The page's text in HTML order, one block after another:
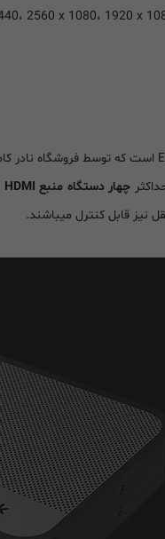
چهار دستگاه منبع HDMI
نیز قابل کنترل میباشند.